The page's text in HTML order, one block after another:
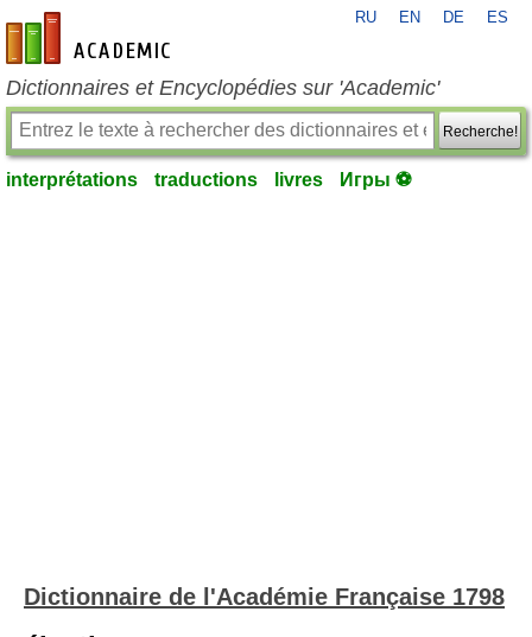
fr-academic.com
RU EN DE ES
Dictionnaires et Encyclopédies sur 'Academic'
Recherche!
interprétations traductions livres Игры ⚽
Dictionnaire de l'Académie Française 1798